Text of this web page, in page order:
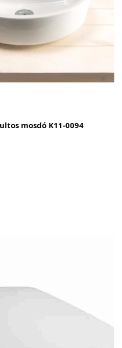
mosdó K11-0094